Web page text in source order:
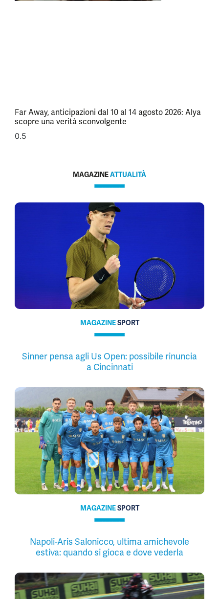
Far Away, anticipazioni dal 10 al 14 agosto 2026: Alya
scopre una verità sconvolgente
MAGAZINEATTUALITÀ
MAGAZINESPORT
Sinner pensa agli Us Open: possibile rinuncia
a Cincinnati
MAGAZINESPORT
Napoli-Aris Salonicco, ultima amichevole
estiva: quando si gioca e dove vederla